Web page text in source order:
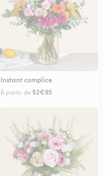
Instant complice
À partir de 52€95